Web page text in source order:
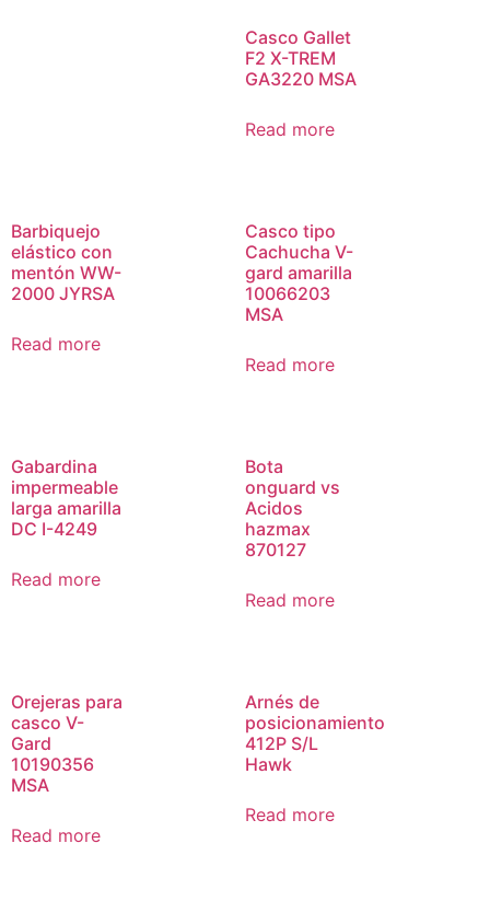
Casco Gallet
F2 X-TREM
GA3220 MSA
Read more
Barbiquejo
elástico con
mentón WW-
2000 JYRSA
Read more
Casco tipo
Cachucha V-
gard amarilla
10066203
MSA
Read more
Gabardina
impermeable
larga amarilla
DC I-4249
Read more
Bota
onguard vs
Acidos
hazmax
870127
Read more
Orejeras para
casco V-
Gard
10190356
MSA
Read more
Arnés de
posicionamiento
412P S/L
Hawk
Read more